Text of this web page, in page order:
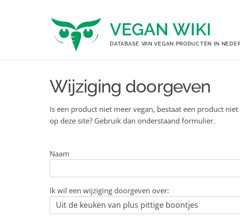
VEGAN WIKI
DATABASE VAN VEGAN PRODUCTEN IN
Wijziging doorgeven
Is een product niet meer vegan, bestaat een product
op deze site? Gebruik dan onderstaand formulier.
Naam
Ik wil een wijziging doorgeven over: